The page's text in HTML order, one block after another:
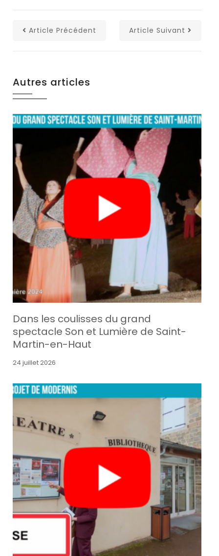
Article Précédent Article Suivant
Autres articles
Dans les coulisses du grand
spectacle Son et Lumière de Saint-
Martin-en-Haut
24 juillet 2026